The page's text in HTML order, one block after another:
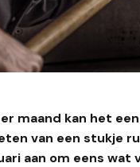
maand kan het
van een stukje
aan om eens